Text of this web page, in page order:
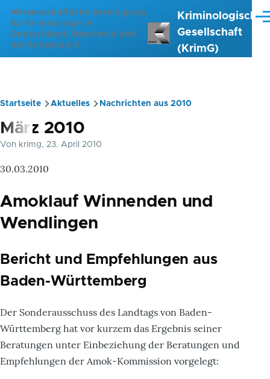
Direkt zum Inhalt
Wissenschaftliche Vereinigung
für Kriminologie in
Deutschland, Österreich und
der Schweiz e.V.
Kriminologische
Gesellschaft
(KrimG)
Pfadnavigation
Startseite Aktuelles Nachrichten aus 2010
März 2010
Von krimg, 23. April 2010
30.03.2010
Amoklauf Winnenden und
Wendlingen
Bericht und Empfehlungen aus
Baden-Württemberg
Der Sonderausschuss des Landtags von Baden-
Württemberg hat vor kurzem das Ergebnis seiner
Beratungen unter Einbeziehung der Beratungen und
Empfehlungen der Amok-Kommission vorgelegt: